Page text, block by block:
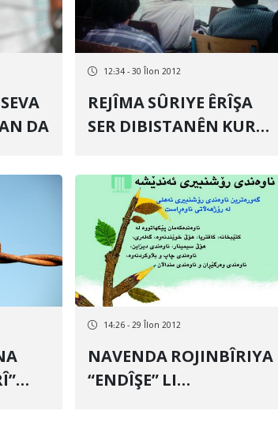
ŞAŞTIYA PIZIÎKÎ CAN DA
12:34 - 30 Îlon 2012
REJÎMA SÛRIYE ÊRÎŞA
SER DIBISTANÊN KURDÎ
14:26 - 29 Îlon 2012
NAVENDA ROJINBÎRIYA
“ENDÎŞE” LI